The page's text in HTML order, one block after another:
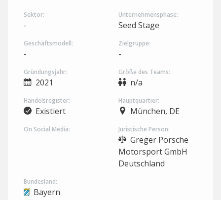
Sektor:
-
Unternehmensphase:
Seed Stage
Geschäftsmodell:
-
Zielgruppe:
-
Gründungsjahr:
2021
Größe des Teams:
n/a
Handelsregister:
Existiert
Hauptquartier:
München, DE
On Social Media: Juristische Person:
Greger Porsche
Motorsport GmbH
Deutschland
Bundesland:
Bayern